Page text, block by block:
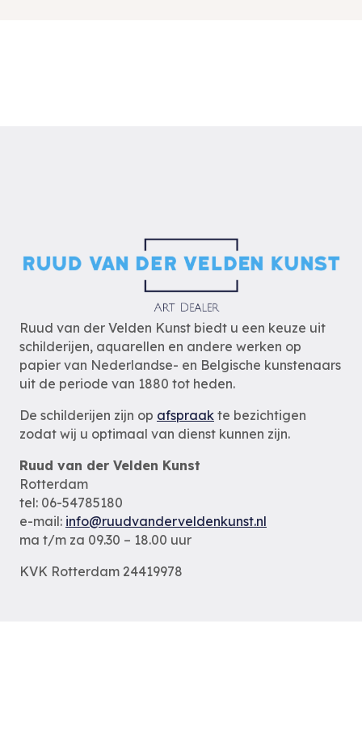
Ruud van der Velden Kunst biedt u een keuze uit
schilderijen, aquarellen en andere werken op
papier van Nederlandse- en Belgische kunstenaars
uit de periode van 1880 tot heden.
De schilderijen zijn op afspraak te bezichtigen
zodat wij u optimaal van dienst kunnen zijn.
Ruud van der Velden Kunst
Rotterdam
tel: 06-54785180
e-mail: info@ruudvanderveldenkunst.nl
ma t/m za 09.30 – 18.00 uur
KVK Rotterdam 24419978